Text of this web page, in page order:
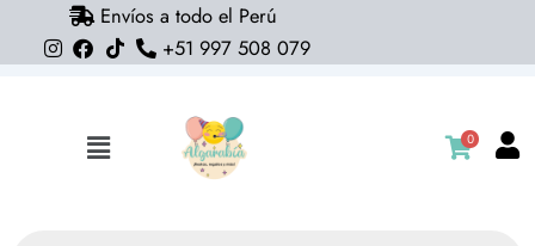
Envíos a todo el Perú
+51 997 508 079
Flyout
0